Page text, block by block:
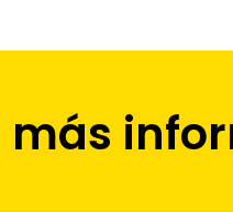
más